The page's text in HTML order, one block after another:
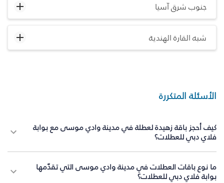
جنوب شرق آسيا
شبه القارة الهندية
الأسئلة المتكررة
كيف أحجز باقة زهيدة لعطلة في مدينة وادي موسى مع بوابة
فلاي دبي للعطلات؟
ما نوع باقات العطلات في مدينة وادي موسى التي تقدّمها
بوابة فلاي دبي للعطلات؟